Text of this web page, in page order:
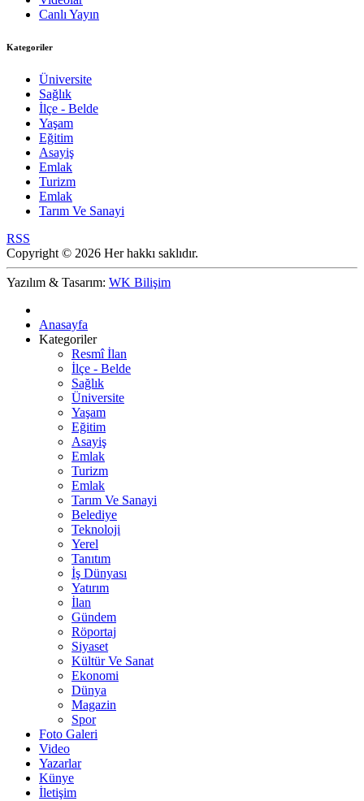
Canlı Yayın
Kategoriler
Üniversite
Sağlık
İlçe - Belde
Yaşam
Eğitim
Asayiş
Emlak
Turizm
Emlak
Tarım Ve Sanayi
RSS
Copyright © 2026 Her hakkı saklıdır.
Yazılım & Tasarım: WK Bilişim
Anasayfa
Kategoriler
Resmî İlan
İlçe - Belde
Sağlık
Üniversite
Yaşam
Eğitim
Asayiş
Emlak
Turizm
Emlak
Tarım Ve Sanayi
Belediye
Teknoloji
Yerel
Tanıtım
İş Dünyası
Yatırım
İlan
Gündem
Röportaj
Siyaset
Kültür Ve Sanat
Ekonomi
Dünya
Magazin
Spor
Foto Galeri
Video
Yazarlar
Künye
İletişim